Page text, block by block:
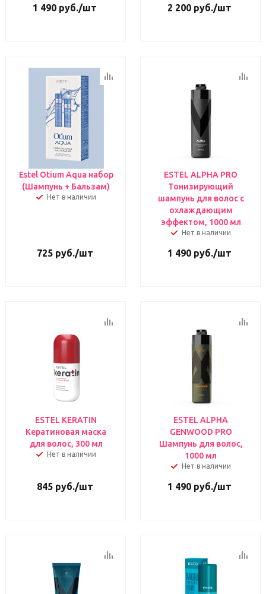
1 490 руб./шт 2 200 руб./шт
Estel Otium Aqua набор
(Шампунь + Бальзам)
Нет в наличии
725руб./шт
ESTEL ALPHA PRO
Тонизирующий
шампунь для волос с
охлаждающим
эффектом, 1000 мл
Нет в наличии
1 490 руб./шт
ESTEL KERATIN
Кератиновая маска
для волос, 300 мл
Нет в наличии
845руб./шт
ESTEL ALPHA
GENWOOD PRO
Шампунь для волос,
1000 мл
Нет в наличии
1 490 руб./шт